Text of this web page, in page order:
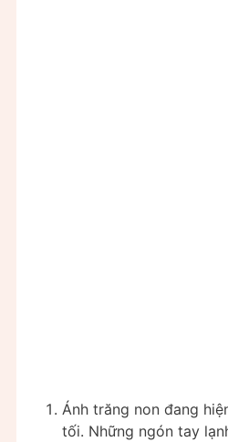
Ánh trăng non đang
tối. Những ngón tay